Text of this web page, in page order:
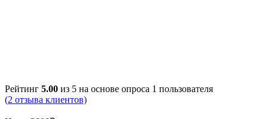
Рейтинг 5.00 из 5 на основе опроса 1 пользователя
(2 отзыва клиентов)